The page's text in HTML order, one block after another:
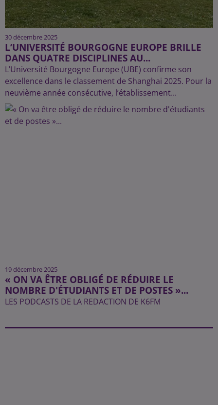
30 décembre 2025
L’UNIVERSITÉ BOURGOGNE EUROPE BRILLE
DANS QUATRE DISCIPLINES AU...
L’Université Bourgogne Europe (UBE) confirme son
excellence dans le classement de Shanghai 2025. Pour la
neuvième année consécutive, l’établissement...
19 décembre 2025
« ON VA ÊTRE OBLIGÉ DE RÉDUIRE LE
NOMBRE D'ÉTUDIANTS ET DE POSTES »...
LES PODCASTS DE LA REDACTION DE K6FM